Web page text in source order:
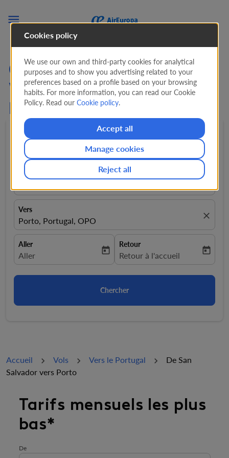

Cherchez des Offres de
Vols de San Salvador vers
Porto (SAL - OPO)
Aller-retour 1 Passagerexpand_more
De
close
Vers
Porto, Portugal, OPO close
Aller
fc-booking-departure-date-aria-label
Aller today
Retour
fc-booking-return-date-aria-
Retour à l'accueil today
Chercher
Accueil Vols Vers le Portugal
De San
Salvador vers Porto
Tarifs mensuels les plus
bas*
De
Essayez de mettre à jour votre itinéraire (origine et/
Cookies policy
We use our own and third-party cookies for analytical
purposes and to show you advertising related to your
preferences based on a profile based on your browsing
habits. For more information, you can read our Cookie
Policy. Read ourCookie policy.
Accept all
Reject all
Manage cookies